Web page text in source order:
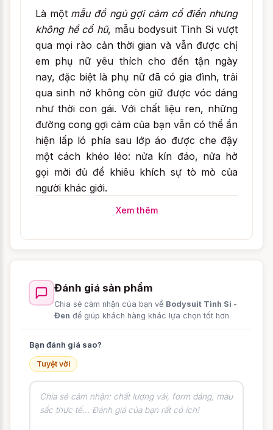
Là một mẫu đồ ngủ gợi cảm cổ điển nhưng
không hề cổ hũ, mẫu bodysuit Tình Si vượt
qua mọi rào cản thời gian và vẫn được chị
em phụ nữ yêu thích cho đến tận ngày
nay, đặc biệt là phụ nữ đã có gia đình, trải
qua sinh nở không còn giữ được vóc dáng
như thời con gái. Với chất liệu ren, những
đường cong gợi cảm của bạn vẫn có thể ẩn
hiện lấp ló phía sau lớp áo được che đậy
một cách khéo léo: nửa kín đáo, nửa hở
gọi mời đủ để khiêu khích sự tò mò của
người khác giới.
Xem thêm
Đánh giá sản phẩm
Chia sẻ cảm nhận của bạn về Bodysuit Tình Si -
Đen để giúp khách hàng khác lựa chọn tốt hơn
Bạn đánh giá sao?
Tuyệt vời